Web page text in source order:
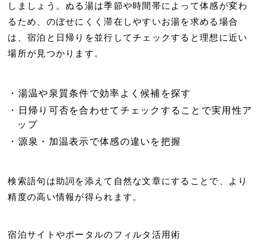
しましょう。ぬる湯は季節や時間帯によって体感が変わ
るため、 のぼせにくく滞在しやすいお湯を求める場合
は、宿泊と日帰りを並行してチェックすると理想に近い
場所が見つかります。
湯温や泉質条件で効率よく候補を探す
日帰り可否を合わせてチェック することで実用性ア
ップ
源泉・加温表示で体感の違いを把握
検索語句は助詞を添えて自然な文章にすることで、より
精度の高い情報が得られます。
宿泊サイトやポータルのフィルタ活用術